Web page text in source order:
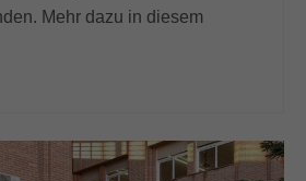
Mehr dazu in diesem